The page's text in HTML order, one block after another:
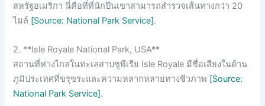
สหรัฐอเมริกา นี่คือที่ที่นักปีนเขาสามารถสำรวจเส้นทางกว่า 20
ไมล์ [Source: National Park Service].
2. **Isle Royale National Park, USA**
สถานที่ห่างไกลในทะเลสาบซูพีเรีย Isle Royale มีชื่อเสียงในด้าน
ภูมิประเทศที่ขรุขระและความหลากหลายทางชีวภาพ [Source:
National Park Service].